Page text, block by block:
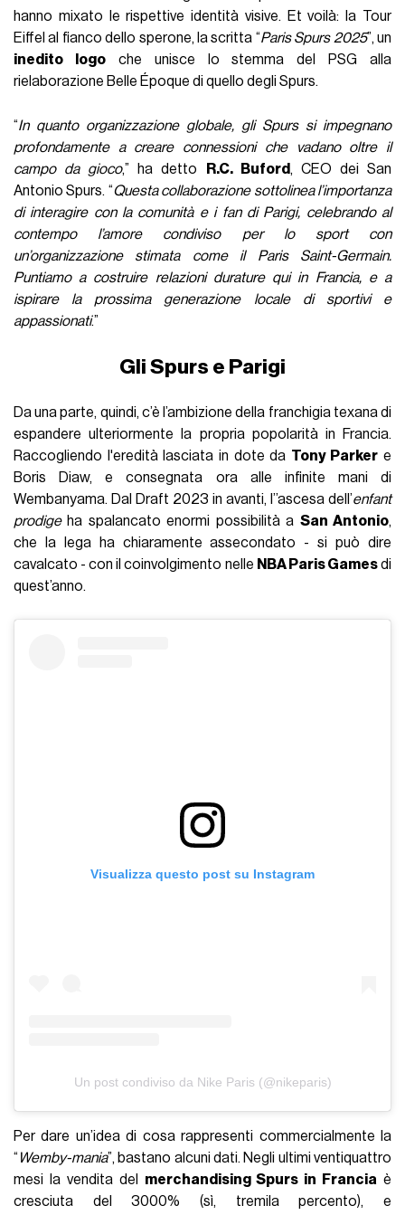
hanno mixato le rispettive identità visive. Et voilà: la Tour
Eiffel al fianco dello sperone, la scritta “Paris Spurs 2025”, un
inedito logoche unisce lo stemma del PSG alla
rielaborazione Belle Époque di quello degli Spurs.
“In quanto organizzazione globale, gli Spurs si impegnano
profondamente a creare connessioni che vadano oltre il
campo da gioco,” ha detto R.C. Buford , CEO dei San
Antonio Spurs. “Questa collaborazione sottolinea l’importanza
di interagire con la comunità e i fan di Parigi, celebrando al
contempo l’amore condiviso per lo sport con
un’organizzazione stimata come il Paris Saint-Germain.
Puntiamo a costruire relazioni durature qui in Francia, e a
ispirare la prossima generazione locale di sportivi e
appassionati.”
Gli Spurs e Parigi
Da una parte, quindi, c’è l’ambizione della franchigia texana di
espandere ulteriormente la propria popolarità in Francia.
Raccogliendo l'eredità lasciata in dote da Tony Parker e
Boris Diaw, e consegnata ora alle infinite mani di
Wembanyama. Dal Draft 2023 in avanti, l’’ascesa dell’enfant
prodigeha spalancato enormi possibilità a San Antonio,
che la lega ha chiaramente assecondato - si può dire
cavalcato - con il coinvolgimento nelle NBA Paris Gamesdi
quest’anno.
Visualizza questo post su Instagram
Un post condiviso da Nike Paris (@nikeparis)
Per dare un’idea di cosa rappresenti commercialmente la
“ Wemby-mania”, bastano alcuni dati. Negli ultimi ventiquattro
mesi la vendita del merchandising Spurs in Francia è
cresciuta del 3000% (sì, tremila percento), e